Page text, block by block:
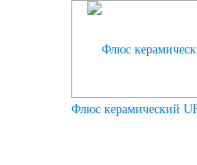
Флюс керамический